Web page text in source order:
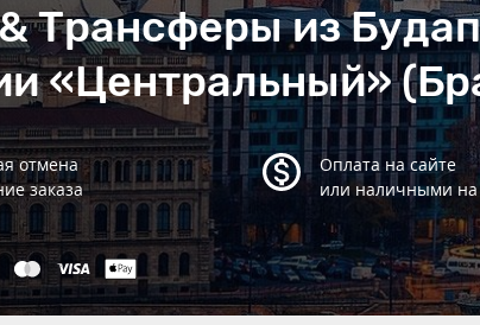
Трансферы из
«Центральный»
отмена
заказа
Оплата на сайте
или наличными на